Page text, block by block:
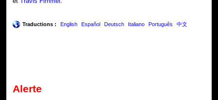
Traductions : English Español Deutsch Italiano Português 中文
Alerte